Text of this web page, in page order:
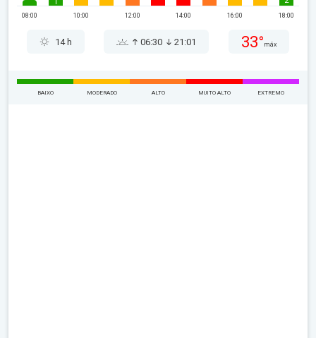
08:00 10:00 12:00 14:00 16:00 18:00
14 h 06:30 21:01 33° máx
BAIXO MODERADO ALTO MUITO ALTO EXTREMO